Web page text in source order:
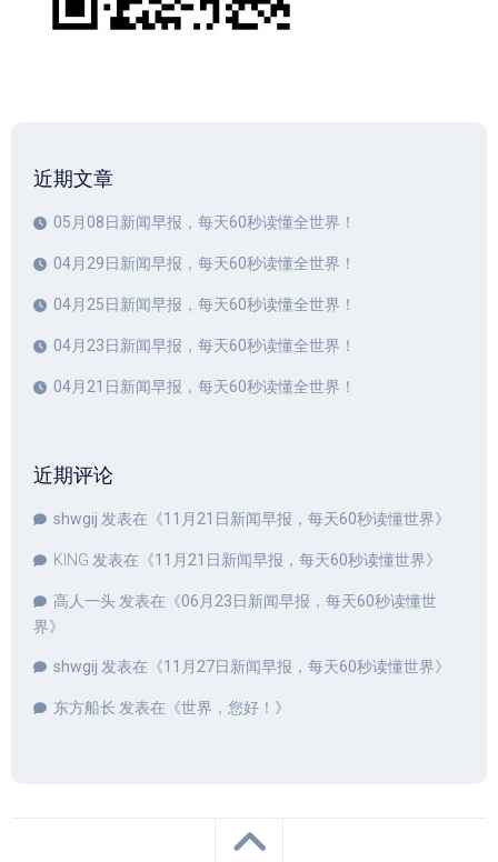
近期文章
05月08日新闻早报，每天60秒读懂全世界！
04月29日新闻早报，每天60秒读懂全世界！
04月25日新闻早报，每天60秒读懂全世界！
04月23日新闻早报，每天60秒读懂全世界！
04月21日新闻早报，每天60秒读懂全世界！
近期评论
shwgij 发表在《11月21日新闻早报，每天60秒读懂世界》
KING 发表在《11月21日新闻早报，每天60秒读懂世界》
高人一头发表在《06月23日新闻早报，每天60秒读懂世
界》
shwgij 发表在《11月27日新闻早报，每天60秒读懂世界》
东方船长 发表在《世界，您好！ 》